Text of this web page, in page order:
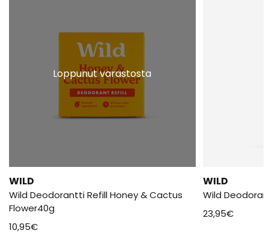
Loppunut varastosta
WILD
Wild Deodorantti Refill Honey & Cactus
Flower40g
10,95€
WILD
Wild
23,95€